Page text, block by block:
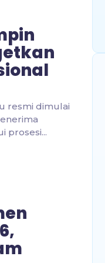
resmi dimulai
prosesi...